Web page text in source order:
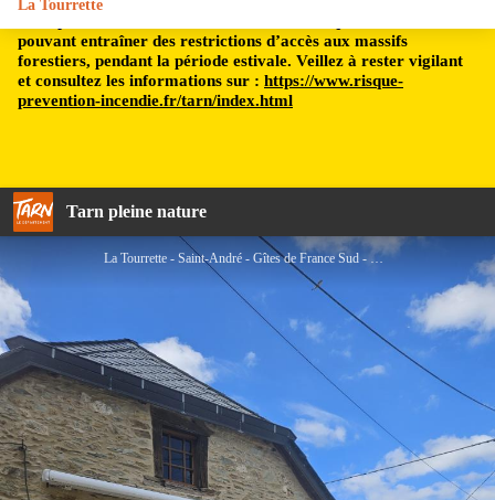
pouvant entraîner des restrictions d’accès aux massifs
forestiers, pendant la période estivale. Veillez à rester vigilant
et consultez les informations sur : https://www.risque-
prevention-incendie.fr/tarn/index.html
Tarn pleine nature
La Tourrette
La Tourrette - Saint-André - Gîtes de France Sud - Gîtes de France